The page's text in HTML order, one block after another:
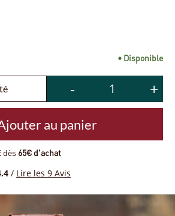
• Disponible
- +
au panier
dès 65€ d'achat
/ Lire les 9 Avis